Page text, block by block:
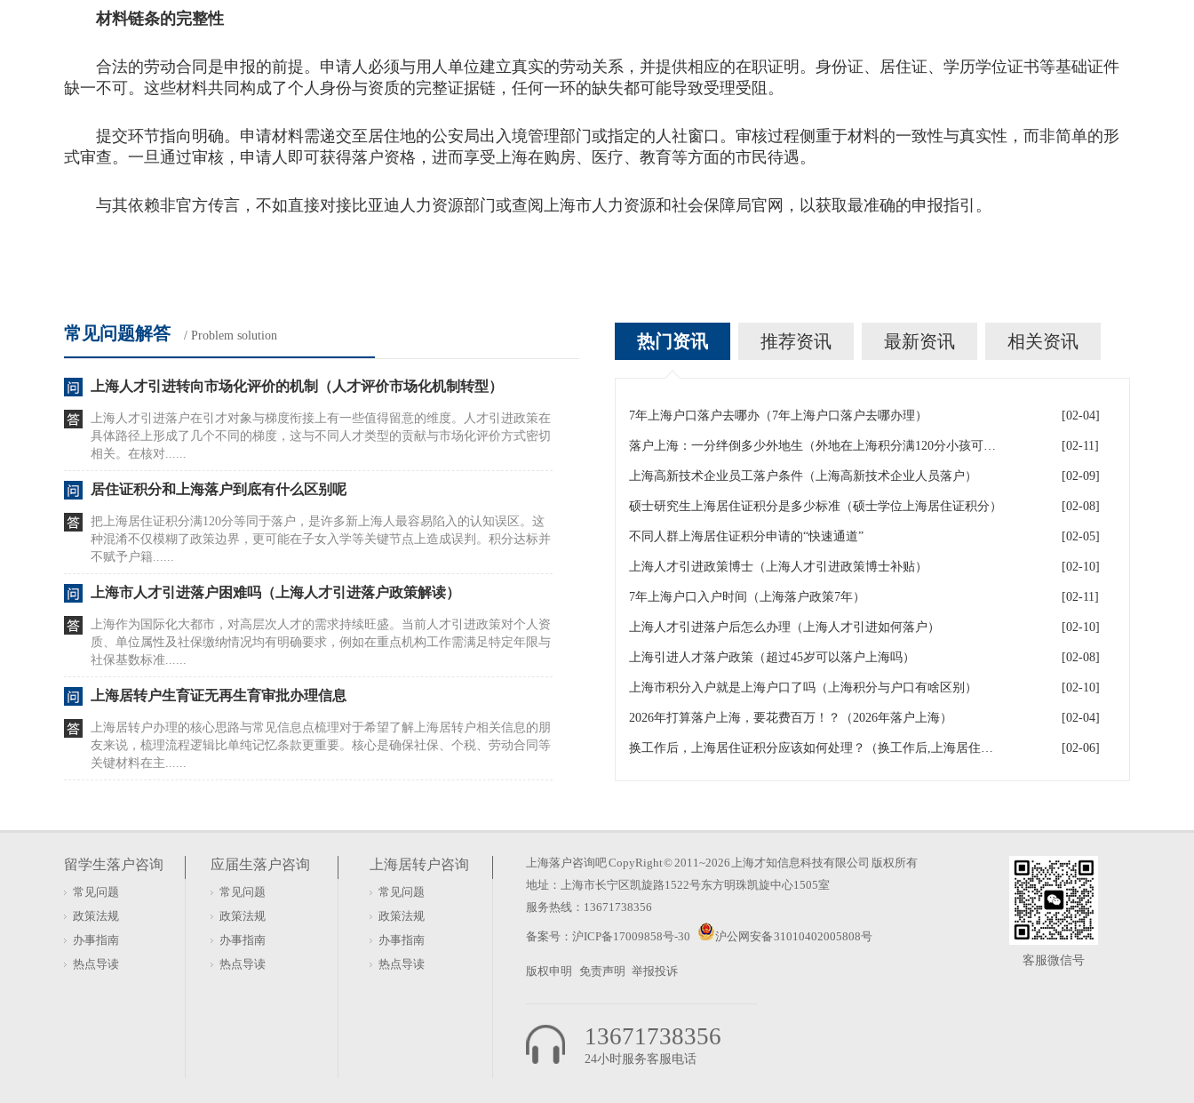
材料链条的完整性
合法的劳动合同是申报的前提。申请人必须与用人单位建立真实的劳动关系，并提供相应的在职证明。身份证、居住证、学历学位证书等基础证件
缺一不可。这些材料共同构成了个人身份与资质的完整证据链，任何一环的缺失都可能导致受理受阻。
提交环节指向明确。申请材料需递交至居住地的公安局出入境管理部门或指定的人社窗口。审核过程侧重于材料的一致性与真实性，而非简单的形
式审查。一旦通过审核，申请人即可获得落户资格，进而享受上海在购房、医疗、教育等方面的市民待遇。
与其依赖非官方传言，不如直接对接比亚迪人力资源部门或查阅上海市人力资源和社会保障局官网，以获取最准确的申报指引。
常见问题解答 / Problem solution
上海人才引进转向市场化评价的机制（人才评价市场化机制转型）
上海人才引进落户在引才对象与梯度衔接上有一些值得留意的维度。人才引进政策在
具体路径上形成了几个不同的梯度，这与不同人才类型的贡献与市场化评价方式密切
相关。在核对......
居住证积分和上海落户到底有什么区别呢
把上海居住证积分满120分等同于落户，是许多新上海人最容易陷入的认知误区。这
种混淆不仅模糊了政策边界，更可能在子女入学等关键节点上造成误判。积分达标并
不赋予户籍......
上海市人才引进落户困难吗（上海人才引进落户政策解读）
上海作为国际化大都市，对高层次人才的需求持续旺盛。当前人才引进政策对个人资
质、单位属性及社保缴纳情况均有明确要求，例如在重点机构工作需满足特定年限与
社保基数标准......
上海居转户生育证无再生育审批办理信息
上海居转户办理的核心思路与常见信息点梳理对于希望了解上海居转户相关信息的朋
友来说，梳理流程逻辑比单纯记忆条款更重要。核心是确保社保、个税、劳动合同等
关键材料在主......
硕士毕业的人才考虑在上海落户，除了要找到合适的单位，通常也需要关注申请流程
能否前后印证......
明确了！上海居住证积分学历要求就看这些！（上海居住证积分学士学
位）
上海居住证积分中，学历是常见的加分项，但不少人在申请时因学历问题遇到阻碍。
前提。200......
热门资讯 推荐资讯 最新资讯 相关资讯
7年上海户口落户去哪办（7年上海户口落户去哪办理） [02-04]
落户上海：一分绊倒多少外地生（外地在上海积分满120分小孩可以考上海大学吗） [02-11]
上海高新技术企业员工落户条件（上海高新技术企业人员落户） [02-09]
硕士研究生上海居住证积分是多少标准（硕士学位上海居住证积分） [02-08]
不同人群上海居住证积分申请的“快速通道” [02-05]
上海人才引进政策博士（上海人才引进政策博士补贴） [02-10]
7年上海户口入户时间（上海落户政策7年） [02-11]
上海人才引进落户后怎么办理（上海人才引进如何落户） [02-10]
上海引进人才落户政策（超过45岁可以落户上海吗） [02-08]
上海市积分入户就是上海户口了吗（上海积分与户口有啥区别） [02-10]
2026年打算落户上海，要花费百万！？（2026年落户上海） [02-04]
换工作后，上海居住证积分应该如何处理？（换工作后,上海居住证积分应该如何处理） [02-06]
留学生落户咨询
常见问题
政策法规
办事指南
热点导读
应届生落户咨询
常见问题
政策法规
办事指南
热点导读
上海居转户咨询
常见问题
政策法规
办事指南
热点导读
上海落户咨询吧CopyRight © 2011~2026 上海才知信息科技有限公司 版权所有
地址：上海市长宁区凯旋路1522号东方明珠凯旋中心1505室
服务热线：13671738356
备案号： 沪ICP备17009858号-30 沪公网安备 31010402005808号
版权申明 免责声明 举报投诉
13671738356
24小时服务客服电话
客服微信号